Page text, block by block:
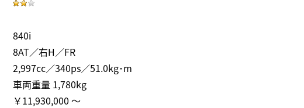
840i
8AT／右H／FR
2,997cc／340ps／51.0kg･m
車両重量 1,780kg
￥11,930,000 ～